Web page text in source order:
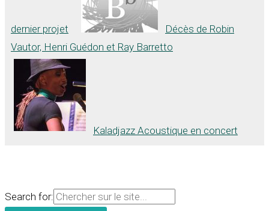
dernier projet
Décès de Robin
Vautor, Henri Guédon et Ray Barretto
Kaladjazz Acoustique en concert
Search for: